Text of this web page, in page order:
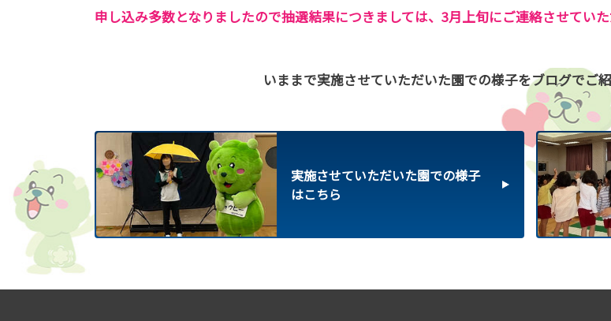
申し込み多数となりましたので抽選結果につきましては、3月上旬にご連絡させていた
いままで実施させていただいた園での様子をブログでご
実施させていただいた園での様子
はこちら